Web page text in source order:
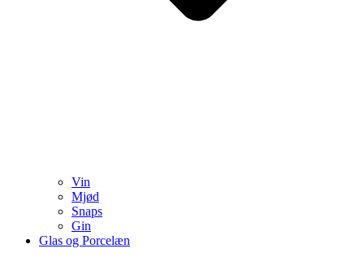
Vin
Mjød
Snaps
Gin
Glas og Porcelæn